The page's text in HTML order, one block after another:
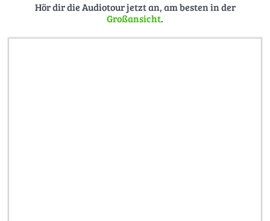
Hör dir die Audiotour jetzt an, am besten in der
Großansicht.